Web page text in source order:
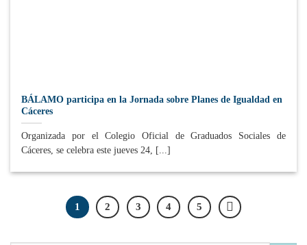
BÁLAMO participa en la Jornada sobre Planes de Igualdad en
Cáceres
Organizada por el Colegio Oficial de Graduados Sociales de
Cáceres, se celebra este jueves 24, [...]
1 2 3 4 5